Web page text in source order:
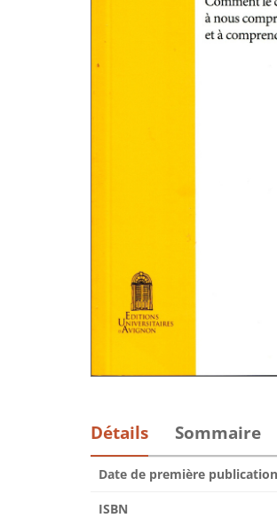
Détails Sommaire
Date de première
ISBN